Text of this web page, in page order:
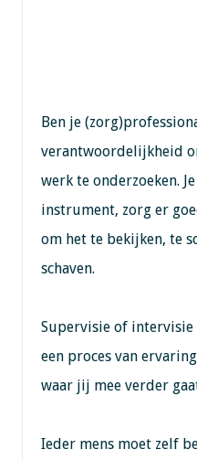
Ben je
verantwoordelijkheid
werk te onderzoeken.
instrument, zorg er
om het te bekijken, te
schaven.
Supervisie of intervisie
een proces van
waar jij mee verder
Ieder mens moet zelf